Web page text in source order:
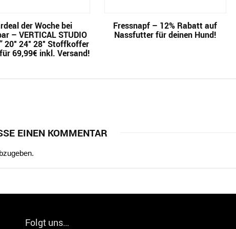
der Woche bei
– VERTICAL STUDIO
20″ 24″ 28″ Stoffkoffer
69,99€ inkl. Versand!
Fressnapf – 12% Rabatt auf
Nassfutter für deinen Hund!
EINEN KOMMENTAR
Folgt uns…